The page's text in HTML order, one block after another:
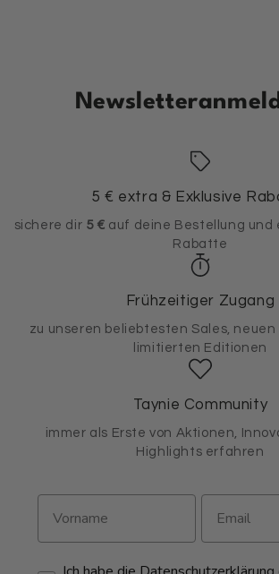
5 € extra & Exklusive
sichere dir 5 € auf deine Bestellung und
Rabatte
Frühzeitiger Zugang
zu unseren beliebtesten Sales, neuen
limitierten Editionen
Taynie Community
immer als Erste von Aktionen,
Highlights erfahren